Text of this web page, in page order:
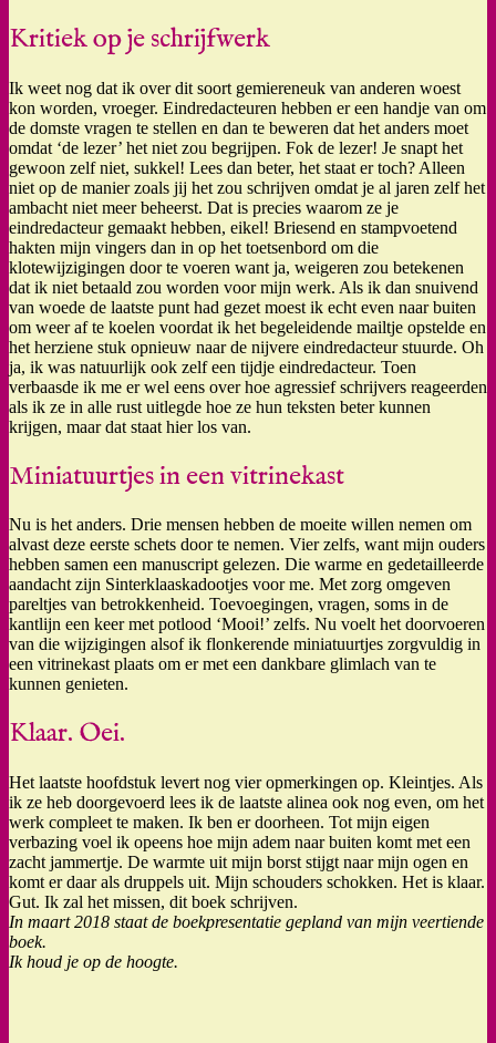
Kritiek op je schrijfwerk
Ik weet nog dat ik over dit soort gemiereneuk van anderen woest
kon worden, vroeger. Eindredacteuren hebben er een handje van om
de domste vragen te stellen en dan te beweren dat het anders moet
omdat ‘de lezer’ het niet zou begrijpen. Fok de lezer! Je snapt het
gewoon zelf niet, sukkel! Lees dan beter, het staat er toch? Alleen
niet op de manier zoals jij het zou schrijven omdat je al jaren zelf het
ambacht niet meer beheerst. Dat is precies waarom ze je
eindredacteur gemaakt hebben, eikel! Briesend en stampvoetend
hakten mijn vingers dan in op het toetsenbord om die
klotewijzigingen door te voeren want ja, weigeren zou betekenen
dat ik niet betaald zou worden voor mijn werk. Als ik dan snuivend
van woede de laatste punt had gezet moest ik echt even naar buiten
om weer af te koelen voordat ik het begeleidende mailtje opstelde en
het herziene stuk opnieuw naar de nijvere eindredacteur stuurde. Oh
ja, ik was natuurlijk ook zelf een tijdje eindredacteur. Toen
verbaasde ik me er wel eens over hoe agressief schrijvers reageerden
als ik ze in alle rust uitlegde hoe ze hun teksten beter kunnen
krijgen, maar dat staat hier los van.
Miniatuurtjes in een vitrinekast
Nu is het anders. Drie mensen hebben de moeite willen nemen om
alvast deze eerste schets door te nemen. Vier zelfs, want mijn ouders
hebben samen een manuscript gelezen. Die warme en gedetailleerde
aandacht zijn Sinterklaaskadootjes voor me. Met zorg omgeven
pareltjes van betrokkenheid. Toevoegingen, vragen, soms in de
kantlijn een keer met potlood ‘Mooi!’ zelfs. Nu voelt het doorvoeren
van die wijzigingen alsof ik flonkerende miniatuurtjes zorgvuldig in
een vitrinekast plaats om er met een dankbare glimlach van te
kunnen genieten.
Klaar. Oei.
Het laatste hoofdstuk levert nog vier opmerkingen op. Kleintjes. Als
ik ze heb doorgevoerd lees ik de laatste alinea ook nog even, om het
werk compleet te maken. Ik ben er doorheen. Tot mijn eigen
verbazing voel ik opeens hoe mijn adem naar buiten komt met een
zacht jammertje. De warmte uit mijn borst stijgt naar mijn ogen en
komt er daar als druppels uit. Mijn schouders schokken. Het is klaar.
Gut. Ik zal het missen, dit boek schrijven.
In maart 2018 staat de boekpresentatie gepland van mijn veertiende
boek.
Ik houd je op de hoogte.